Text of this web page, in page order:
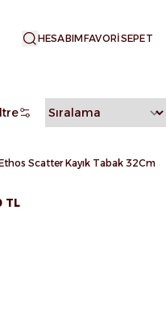
HESABIMFAVORİSEPET
Scatter Kayık Tabak 32Cm
TL